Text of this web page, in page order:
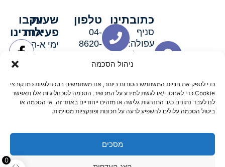
ניהול הסכמה
כדי לספק את חוויות המשתמש הטובות ביותר, אנו משתמשים בטכנולוגיות כמו קובצי
Cookie כדי לאחסן ו/או לגשת למידע על המכשיר. הסכמה לטכנולוגיות אלו תאפשר
לנו לעבד נתונים כגון התנהגות גלישה או מזהים ייחודיים באתר זה. אי הסכמה או
ביטול הסכמה עלולים להשפיע לרעה על תכונות ופונקציות מסוימות.
מסכים
0
כתובתינו
סניף
עפולה:
סניף מגדל
האלה 19
טלפון
04-
8620-
שעות
פעילות
ימי א-ה:
ימי שישי
וערבי חג:
8:30-
15:00
עקבו
אחרינו